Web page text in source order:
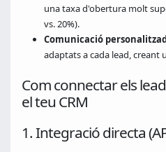
una taxa d'obertura molt
vs. 20%).
Comunicació
adaptats a cada lead, creant
Com connectar els
el teu CRM
1. Integració directa